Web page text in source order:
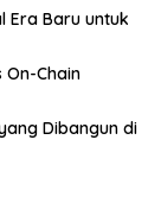
Era Baru untuk
On-Chain
Dibangun di